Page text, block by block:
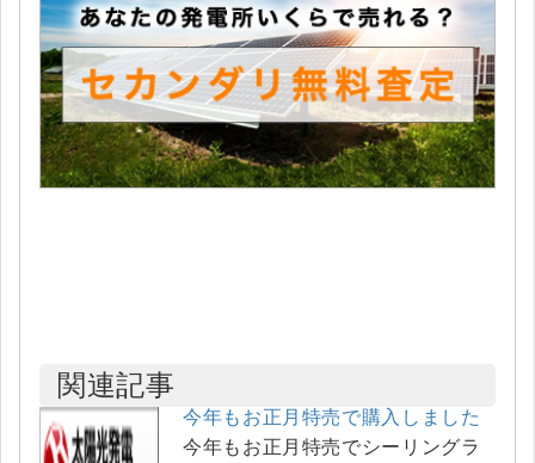
関連記事
今年もお正月特売で購入しました
今年もお正月特売でシーリングラ